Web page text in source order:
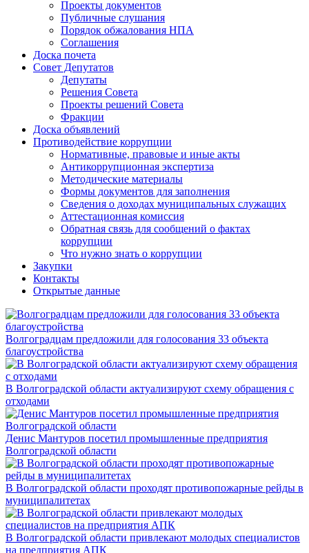
Проекты документов
Публичные слушания
Порядок обжалования НПА
Соглашения
Доска почета
Совет Депутатов
Депутаты
Решения Совета
Проекты решений Совета
Фракции
Доска объявлений
Противодействие коррупции
Нормативные, правовые и иные акты
Антикоррупционная экспертиза
Методические материалы
Формы документов для заполнения
Сведения о доходах муниципальных служащих
Аттестационная комиссия
Обратная связь для сообщений о фактах
коррупции
Что нужно знать о коррупции
Закупки
Контакты
Открытые данные
Волгоградцам предложили для голосования 33 объекта
благоустройства
В Волгоградской области актуализируют схему обращения с
отходами
Денис Мантуров посетил промышленные предприятия
Волгоградской области
В Волгоградской области проходят противопожарные рейды в
муниципалитетах
В Волгоградской области привлекают молодых специалистов
на предприятия АПК